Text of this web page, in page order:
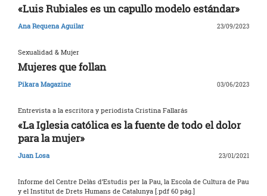
«Luis Rubiales es un capullo modelo estándar»
Ana Requena Aguilar 23/09/2023
Sexualidad & Mujer
Mujeres que follan
Pikara Magazine 03/06/2023
Entrevista a la escritora y periodista Cristina Fallarás
«La Iglesia católica es la fuente de todo el dolor
para la mujer»
Juan Losa 23/01/2021
Informe del Centre Delàs d’Estudis per la Pau, la Escola de Cultura de Pau
y el Institut de Drets Humans de Catalunya [.pdf 60 pág.]